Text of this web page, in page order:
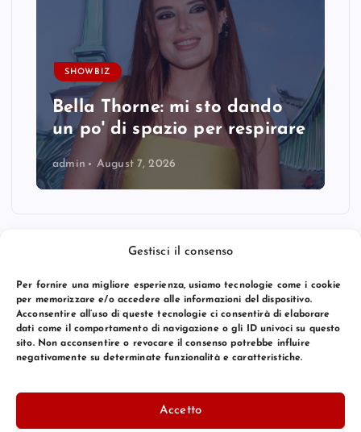
Gestisci il consenso
Per fornire una migliore esperienza, usiamo tecnologie come i cookie
per memorizzare e/o accedere alle informazioni del dispositivo.
Acconsentire all’uso di queste tecnologie ci consentirà di elaborare
dati come il comportamento di navigazione o gli ID univoci su questo
sito. Non acconsentire o revocare il consenso potrebbe influire
negativamente su determinate funzionalità e caratteristiche.
Accetto
SHOWBIZ
Bella Thorne: mi sto dando
un po' di spazio per respirare
admin August 7, 2026